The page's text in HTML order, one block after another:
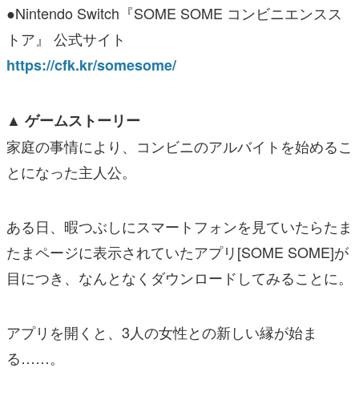
●Nintendo Switch『SOME SOME コンビニエンスス
トア』 公式サイト
https://cfk.kr/somesome/
▲ ゲームストーリー
家庭の事情により、コンビニのアルバイトを始めるこ
とになった主人公。
ある日、暇つぶしにスマートフォンを見ていたらたま
たまページに表示されていたアプリ[SOME SOME]が
目につき、なんとなくダウンロードしてみることに。
アプリを開くと、3人の女性との新しい縁が始ま
る……。